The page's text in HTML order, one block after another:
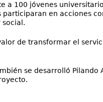
a 100 jóvenes
en acciones
social.
de transformar el
se desarrolló